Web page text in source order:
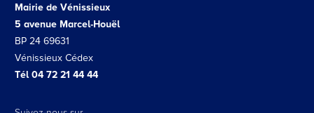
Mairie de Vénissieux
5 avenue Marcel-Houël
BP 24 69631
Vénissieux Cédex
Tél 04 72 21 44 44